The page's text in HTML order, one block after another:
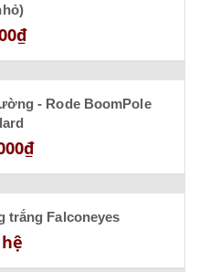
- Rode BoomPole
trắng Falconeyes